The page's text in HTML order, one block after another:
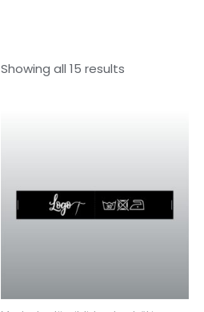
Showing all 15 results